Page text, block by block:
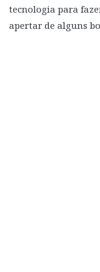
tecnologia para
apertar de alguns